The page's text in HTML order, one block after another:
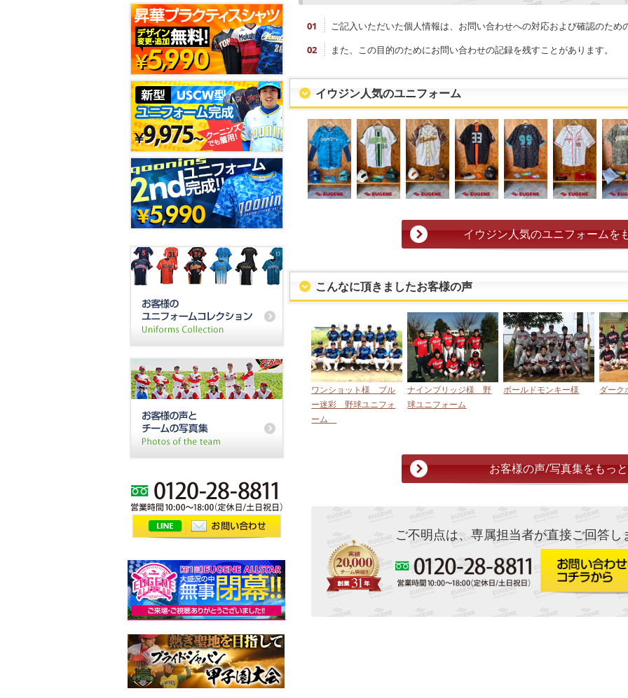
ご記入いただいた個人情報は、お問い合わせへの対応および確認のため
また、この目的のためにお問い合わせの記録を残すことがあります。
イウジン人気のユニフォーム
イウジン人気のユニフォームを
こんなに頂きましたお客様の声
ワンショット様 ブル
ー迷彩 野球ユニフォ
ーム
ナインブリッジ様 野
球ユニフォーム
ボールドモンキー様 ダーク
お客様の声/写真集をもっ
ご不明点は、専属担当者が直接ご回答し